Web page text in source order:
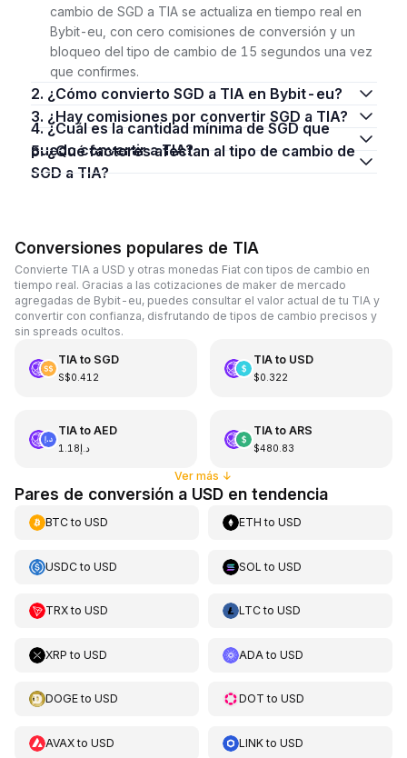
cambio de SGD a TIA se actualiza en tiempo real en
Bybit-eu, con cero comisiones de conversión y un
bloqueo del tipo de cambio de 15 segundos una vez
que confirmes.
2. ¿Cómo convierto SGD a TIA en Bybit-eu?
3. ¿Hay comisiones por convertir SGD a TIA?
4. ¿Cuál es la cantidad mínima de SGD que
puedo convertir a TIA?
5. ¿Qué factores afectan al tipo de cambio de
SGD a TIA?
Conversiones populares de TIA
Convierte TIA a USD y otras monedas Fiat con tipos de cambio en
tiempo real. Gracias a las cotizaciones de maker de mercado
agregadas de Bybit-eu, puedes consultar el valor actual de tu TIA y
convertir con confianza, disfrutando de tipos de cambio precisos y
sin spreads ocultos.
TIAto SGD
S$0.412
TIAto USD
$0.322
TIAto AED
د.إ1.18
TIAto ARS
$480.83
Ver más ↓
Pares de conversión a USD en tendencia
BTCto USD ETH toUSD
USDCto USD SOL toUSD
TRXto USD LTCtoUSD
XRP to USD ADA toUSD
DOGEto USD DOT toUSD
AVAXto USD LINKtoUSD